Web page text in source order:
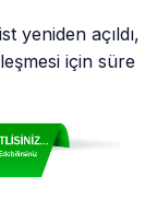
yeniden açıldı,
için süre